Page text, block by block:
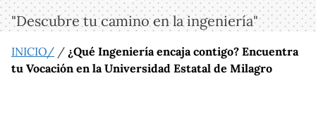
"Descubre tu camino en la ingeniería"
INICIO/ / ¿Qué Ingeniería encaja contigo? Encuentra
tu Vocación en la Universidad Estatal de Milagro